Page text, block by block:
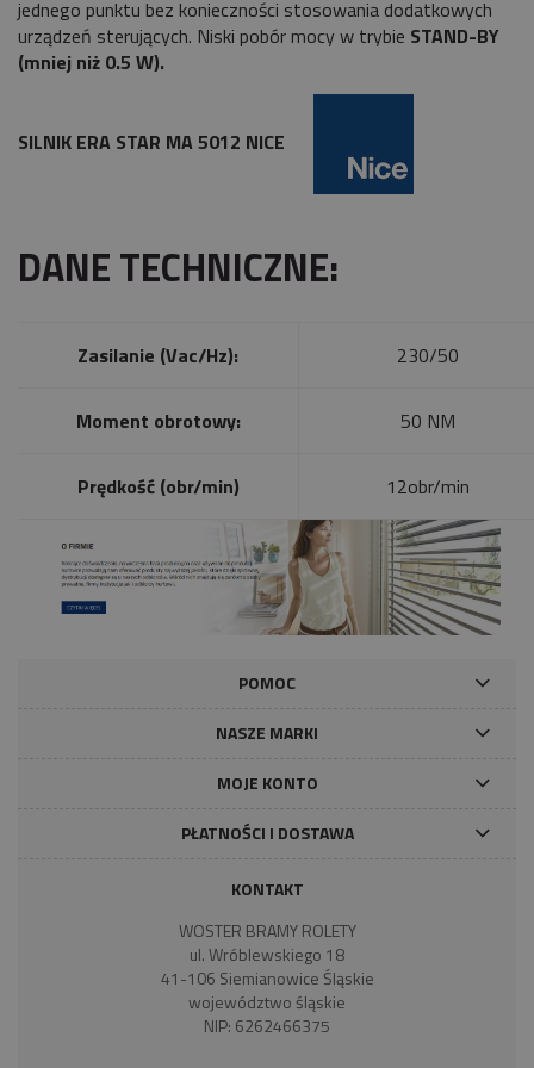
jednego punktu bez konieczności stosowania dodatkowych
urządzeń sterujących. Niski pobór mocy w trybie STAND-BY
(mniej niż 0.5 W).
SILNIK ERA STAR MA 5012 NICE
DANE TECHNICZNE:
Zasilanie (Vac/Hz): 230/50
Moment obrotowy: 50 NM
Prędkość (obr/min) 12obr/min
POMOC
NASZE MARKI
MOJE KONTO
PŁATNOŚCI I DOSTAWA
KONTAKT
WOSTER BRAMY ROLETY
ul. Wróblewskiego 18
41-106 Siemianowice Śląskie
województwo śląskie
NIP: 6262466375